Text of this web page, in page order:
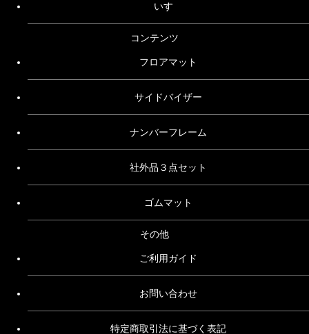
いすゞ
コンテンツ
フロアマット
サイドバイザー
ナンバーフレーム
社外品３点セット
ゴムマット
その他
ご利用ガイド
お問い合わせ
特定商取引法に基づく表記